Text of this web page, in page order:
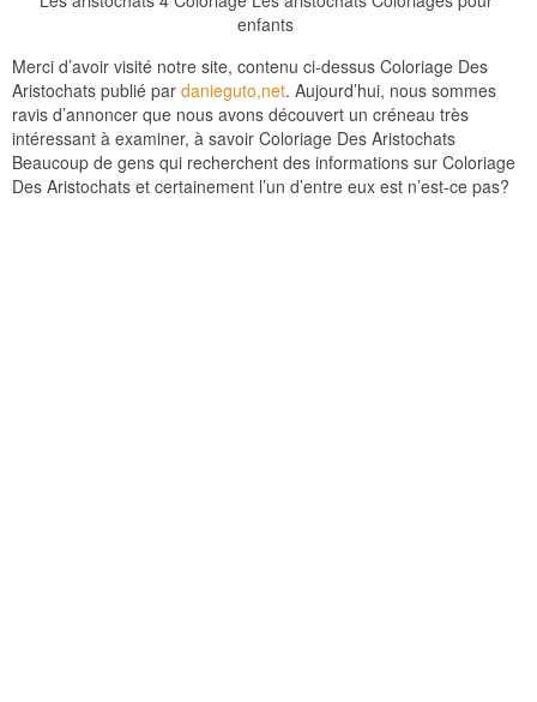
enfants
Merci d’avoir visité notre site, contenu ci-dessus Coloriage Des
Aristochats publié par danieguto,net. Aujourd’hui, nous sommes
ravis d’annoncer que nous avons découvert un créneau très
intéressant à examiner, à savoir Coloriage Des Aristochats
Beaucoup de gens qui recherchent des informations sur Coloriage
Des Aristochats et certainement l’un d’entre eux est n’est-ce pas?